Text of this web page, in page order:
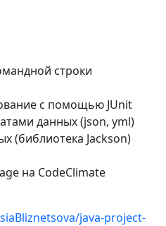
строки
с помощью JUnit
данных (json, yml)
(библиотека Jackson)
на CodeClimate
java-project-